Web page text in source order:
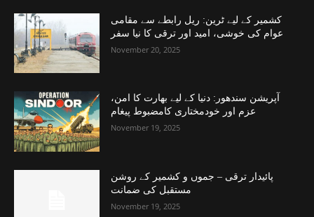
کشمیر کے لیے ٹرین: ریل رابطے سے مقامی
عوام کی خوشی، امید اور ترقی کا نیا سفر
November 20, 2025
آپریشن سندھور: دنیا کے لیے بھارت کا امن،
عزم اور خودمختاری کامضبوط پیغام
November 19, 2025
پائیدار ترقی – جموں و کشمیر کے روشن
مستقبل کی ضمانت
November 19, 2025